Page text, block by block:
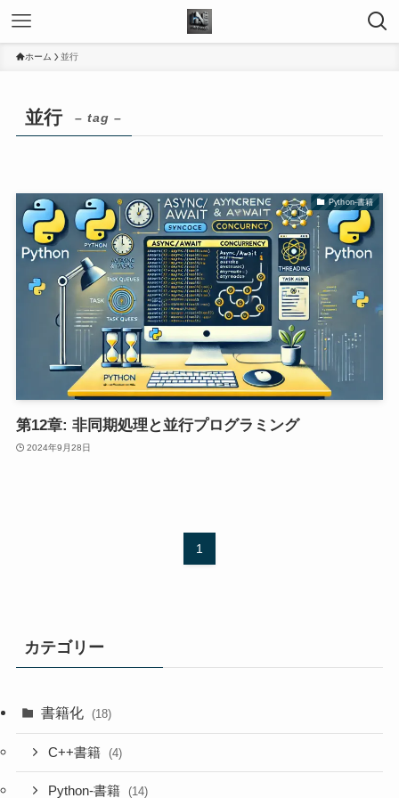
ホーム 並行
並行 – tag –
Python-書籍
第12章: 非同期処理と並行プログラミング
2024年9月28日
1
カテゴリー
書籍化 (18)
C++書籍 (4)
Python-書籍 (14)